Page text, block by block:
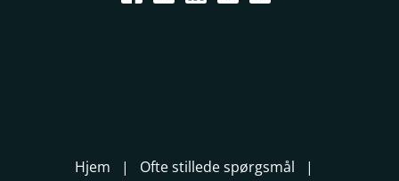
Hjem
Ofte stillede spørgsmål